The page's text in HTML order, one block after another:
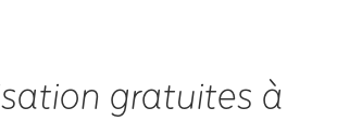
gratuites à